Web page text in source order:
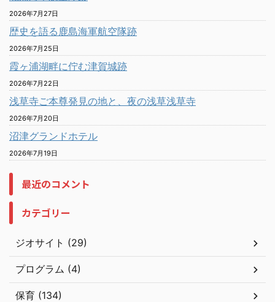
2026年7月27日
歴史を語る鹿島海軍航空隊跡
2026年7月25日
霞ヶ浦湖畔に佇む津賀城跡
2026年7月22日
浅草寺ご本尊発見の地と、夜の浅草浅草寺
2026年7月20日
沼津グランドホテル
2026年7月19日
最近のコメント
カテゴリー
ジオサイト (29)
プログラム (4)
保育 (134)